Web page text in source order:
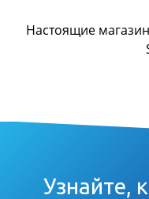
Настоящие
Узнайте,